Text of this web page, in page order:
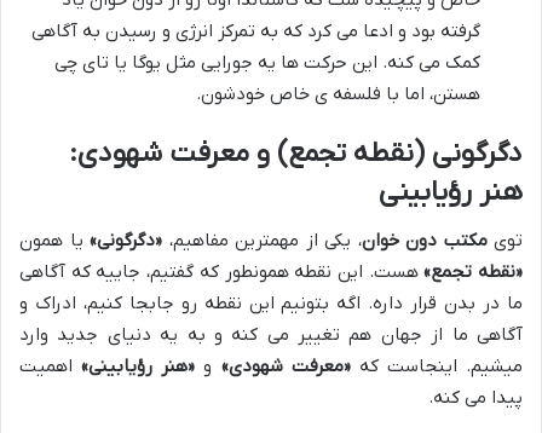
گرفته بود و ادعا می کرد که به تمرکز انرژی و رسیدن به آگاهی
کمک می کنه. این حرکت ها یه جورایی مثل یوگا یا تای چی
هستن، اما با فلسفه ی خاص خودشون.
دگرگونی (نقطه تجمع) و معرفت شهودی:
هنر رؤیابینى
تویمکتب دون خوان، یکی از مهمترین مفاهیم، «دگرگونی» یا همون
«نقطه تجمع»هست. این نقطه همونطور که گفتیم، جاییه که آگاهی
ما در بدن قرار داره. اگه بتونیم این نقطه رو جابجا کنیم، ادراک و
آگاهی ما از جهان هم تغییر می کنه و به یه دنیای جدید وارد
میشیم. اینجاست که«معرفت شهودی» و «هنر رؤیابینی»اهمیت
پیدا می کنه.